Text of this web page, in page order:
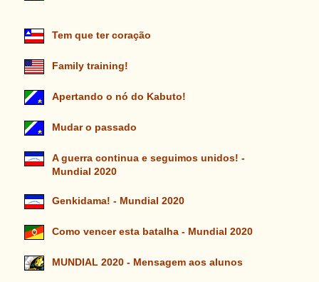
Tem que ter coração
Family training!
Apertando o nó do Kabuto!
Mudar o passado
A guerra continua e seguimos unidos! -
Mundial 2020
Genkidama! - Mundial 2020
Como vencer esta batalha - Mundial 2020
MUNDIAL 2020 - Mensagem aos alunos